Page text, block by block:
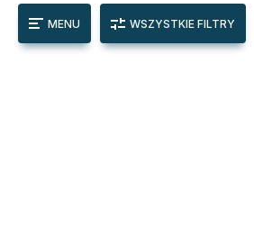
MENU WSZYSTKIE FILTRY